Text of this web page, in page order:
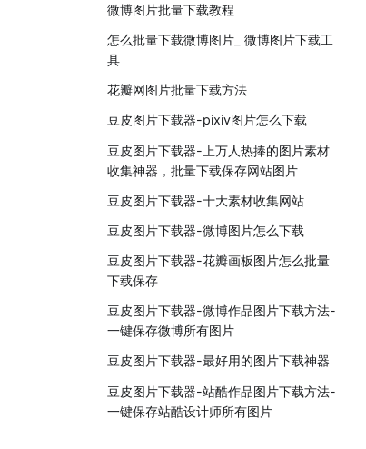
微博图片批量下载教程
怎么批量下载微博图片_ 微博图片下载工
具
花瓣网图片批量下载方法
豆皮图片下载器-pixiv图片怎么下载
豆皮图片下载器-上万人热捧的图片素材
收集神器，批量下载保存网站图片
豆皮图片下载器-十大素材收集网站
豆皮图片下载器-微博图片怎么下载
豆皮图片下载器-花瓣画板图片怎么批量
下载保存
豆皮图片下载器-微博作品图片下载方法-
一键保存微博所有图片
豆皮图片下载器-最好用的图片下载神器
豆皮图片下载器-站酷作品图片下载方法-
一键保存站酷设计师所有图片